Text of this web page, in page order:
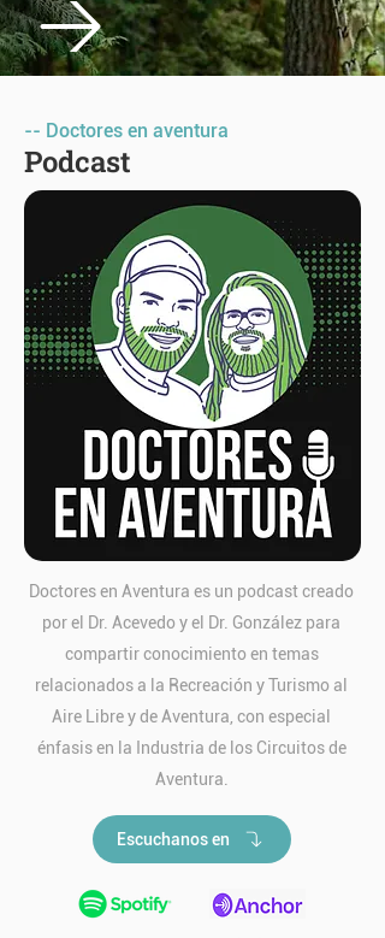
-- Doctores en aventura
Podcast
Doctores en Aventura es un podcast creado
por el Dr. Acevedo y el Dr. González para
compartir conocimiento en temas
relacionados a la Recreación y Turismo al
Aire Libre y de Aventura, con especial
énfasis en la Industria de los Circuitos de
Aventura.
Escuchanos en